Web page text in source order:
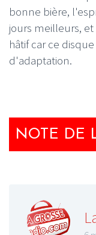
bonne bière,
jours meilleurs,
hâtif car ce
d'adaptation.
NOTE DE